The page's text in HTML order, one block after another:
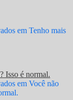
em Tenho mais
Isso é normal.
em Você não